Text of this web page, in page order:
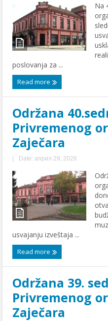
Na
poslovanja za ...
Read more
Održana
Privrеmеnog
Zajеčara
| Date: април 29, 2026
usvajanju izvеštaja ...
Read more
Održana 39.
Privremenog
Zaječara